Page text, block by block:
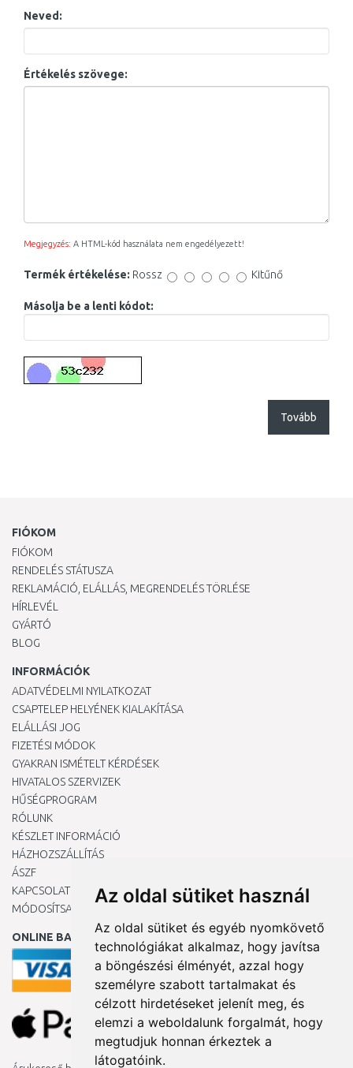
Az oldal sütiket használ
Az oldal sütiket és egyéb nyomkövető
technológiákat alkalmaz, hogy javítsa
a böngészési élményét, azzal hogy
személyre szabott tartalmakat és
célzott hirdetéseket jelenít meg, és
elemzi a weboldalunk forgalmát, hogy
megtudjuk honnan érkeztek a
látogatóink.
Neved:
Értékelés szövege:
Megjegyzés: A HTML-kód használata nem engedélyezett!
Termék értékelése: Rossz Kitűnő
Másolja be a lenti kódot:
Tovább
FIÓKOM
FIÓKOM
RENDELÉS STÁTUSZA
REKLAMÁCIÓ, ELÁLLÁS, MEGRENDELÉS TÖRLÉSE
HÍRLEVÉL
GYÁRTÓ
BLOG
INFORMÁCIÓK
ADATVÉDELMI NYILATKOZAT
CSAPTELEP HELYÉNEK KIALAKÍTÁSA
ELÁLLÁSI JOG
FIZETÉSI MÓDOK
GYAKRAN ISMÉTELT KÉRDÉSEK
HIVATALOS SZERVIZEK
HŰSÉGPROGRAM
RÓLUNK
KÉSZLET INFORMÁCIÓ
HÁZHOZSZÁLLÍTÁS
ÁSZF
KAPCSOLAT
MÓDOSÍTSA A COOKIE-BEÁLLÍTÁSAIMAT
ONLINE BANKKÁRTYÁVAL